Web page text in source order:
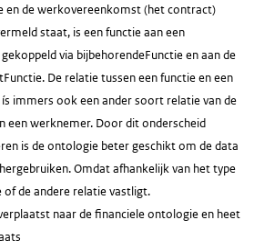
en de werkovereenkomst (het contract)
staat, is een functie aan een
via bijbehorendeFunctie en aan de
De relatie tussen een functie en een
immers ook een ander soort relatie van de
een werknemer. Door dit onderscheid
is de ontologie beter geschikt om de data
Omdat afhankelijk van het type
of de andere relatie vastligt.
naar de financiele ontologie en heet